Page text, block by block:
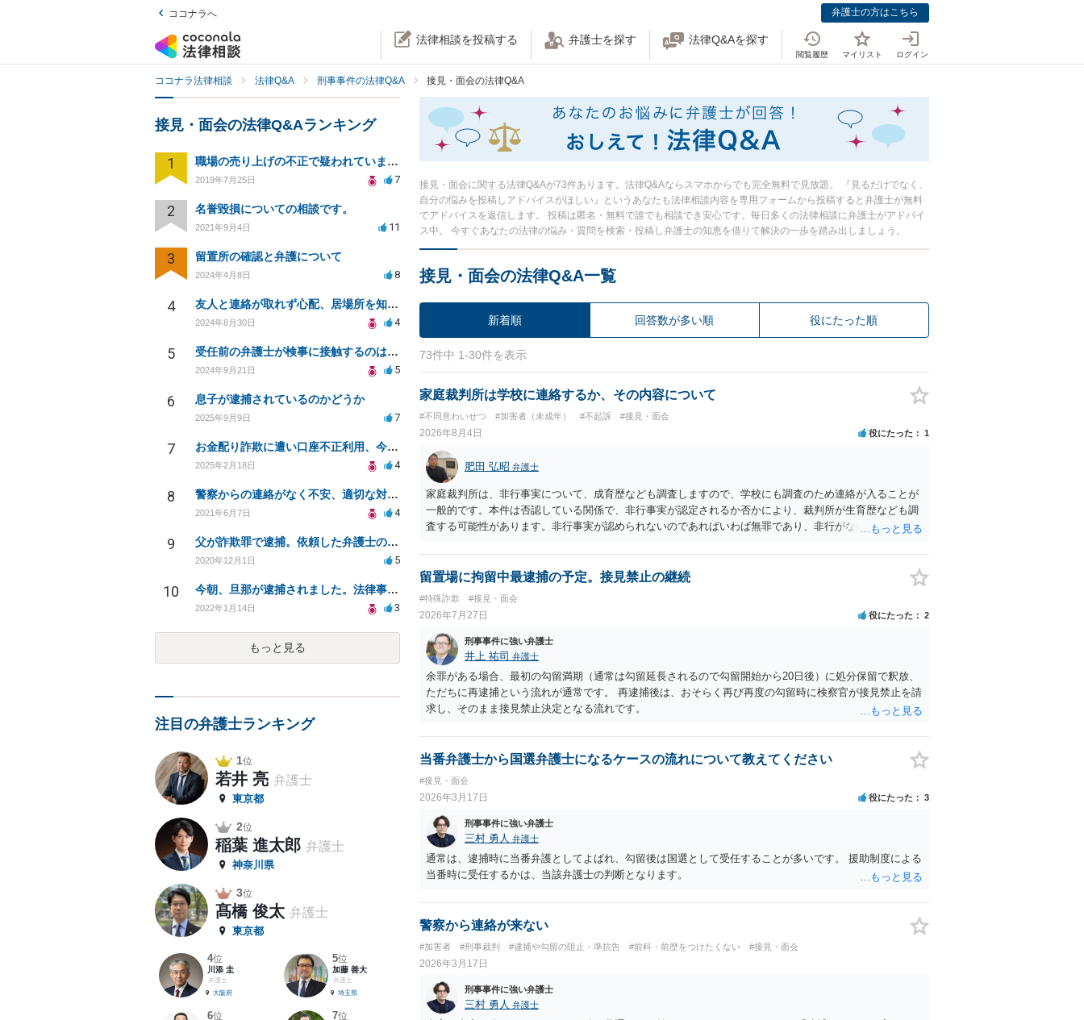
ココナラへ 弁護士の方はこちら
法律相談を投稿する 弁護士を探す 法律Q&Aを探す
閲覧履歴 マイリスト ログイン
ココナラ法律相談 法律Q&A 刑事事件の法律Q&A 接見・面会の法律Q&A
接見・面会に関する法律Q&Aが73件あります。法律Q&Aならスマホからでも完全無料で見放題。 『見るだけでなく、
自分の悩みを投稿しアドバイスがほしい』というあなたも法律相談内容を専用フォームから投稿すると弁護士が無料
でアドバイスを返信します。 投稿は匿名・無料で誰でも相談でき安心です。毎日多くの法律相談に弁護士がアドバイ
ス中。 今すぐあなたの法律の悩み・質問を検索・投稿し弁護士の知恵を借りて解決の一歩を踏み出しましょう。
接見・面会の法律Q&A一覧
新着順 回答数が多い順 役にたった順
73件中 1-30件を表示
家庭裁判所は学校に連絡するか、その内容について
#不同意わいせつ #加害者（未成年） #不起訴 #接見・面会
2026年8月4日 役にたった 1
肥田 弘昭 弁護士
家庭裁判所は、非行事実について、成育歴なども調査しますので、学校にも調査のため連絡が入ることが
一般的です。本件は否認している関係で、非行事実が認定されるか否かにより、裁判所が生育歴なども調
査する可能性があります。非行事実が認められないのであればいわば無罪であり、非行がないのですか
留置場に拘留中最逮捕の予定。接見禁止の継続
#特殊詐欺 #接見・面会
2026年7月27日 役にたった 2
刑事事件に強い弁護士
井上 祐司 弁護士
余罪がある場合、最初の勾留満期（通常は勾留延長されるので勾留開始から20日後）に処分保留で釈放、
ただちに再逮捕という流れが通常です。 再逮捕後は、おそらく再び再度の勾留時に検察官が接見禁止を請
求し、そのまま接見禁止決定となる流れです。
当番弁護士から国選弁護士になるケースの流れについて教えてください
#接見・面会
2026年3月17日 役にたった 3
刑事事件に強い弁護士
三村 勇人 弁護士
通常は、逮捕時に当番弁護としてよばれ、勾留後は国選として受任することが多いです。 援助制度による
当番時に受任するかは、当該弁護士の判断となります。
警察から連絡が来ない
#加害者 #刑事裁判 #逮捕や勾留の阻止・準抗告 #前科・前歴をつけたくない #接見・面会
2026年3月17日
刑事事件に強い弁護士
三村 勇人 弁護士
接見・面会の法律Q&Aランキング
1 職場の売り上げの不正で疑われています。
2019年7月25日 7
2 名誉毀損についての相談です。
2021年9月4日 11
3 留置所の確認と弁護について
2024年4月8日 8
4 友人と連絡が取れず心配、居場所を知る方法は？
2024年8月30日 4
5 受任前の弁護士が検事に接触するのは適切ですか？
2024年9月21日 5
6 息子が逮捕されているのかどうか
2025年9月9日 7
7 お金配り詐欺に遭い口座不正利用、今後の対応策は？
2025年2月18日 4
8 警察からの連絡がなく不安、適切な対応方法とは？
2021年6月7日 4
9 父が詐欺罪で逮捕。依頼した弁護士の対応に不安あり。このまま弁護を依頼してもよいものか？
2020年12月1日 5
10 今朝、旦那が逮捕されました。法律事務所に相談するべきでしょうか？
2022年1月14日 3
もっと見る
注目の弁護士ランキング
1位
若井 亮 弁護士
東京都
2位
稲葉 進太郎 弁護士
神奈川県
3位
髙橋 俊太 弁護士
東京都
4位
川添 圭
弁護士
大阪府
5位
加藤 善大
弁護士
埼玉県
6位 7位